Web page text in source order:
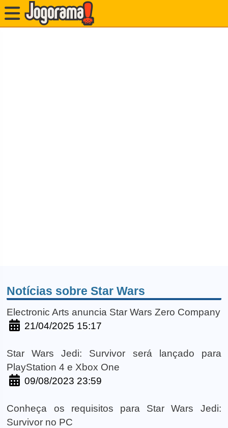
Notícias sobre Star Wars
Electronic Arts anuncia Star Wars Zero Company
21/04/2025 15:17
Star Wars Jedi: Survivor será lançado para
PlayStation 4 e Xbox One
09/08/2023 23:59
Conheça os requisitos para Star Wars Jedi:
Survivor no PC